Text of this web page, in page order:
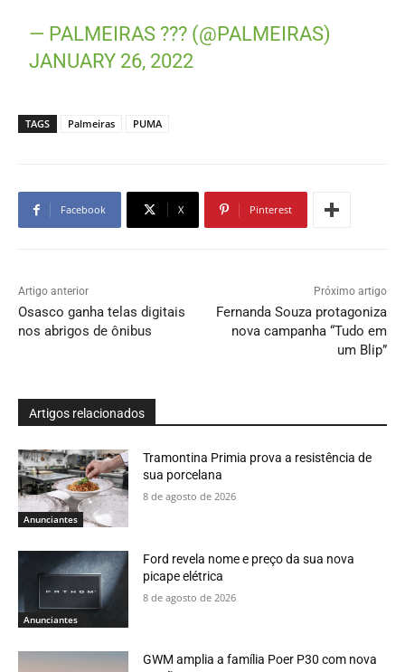
— PALMEIRAS ??? (@PALMEIRAS)
JANUARY 26, 2022
TAGS Palmeiras PUMA
Facebook X Pinterest
Artigo anterior
Osasco ganha telas digitais
nos abrigos de ônibus
Próximo artigo
Fernanda Souza protagoniza
nova campanha “Tudo em
um Blip”
Artigos relacionados
Anunciantes
Tramontina Primia prova a resistência de
sua porcelana
8 de agosto de 2026
Anunciantes
Ford revela nome e preço da sua nova
picape elétrica
8 de agosto de 2026
GWM amplia a família Poer P30 com nova